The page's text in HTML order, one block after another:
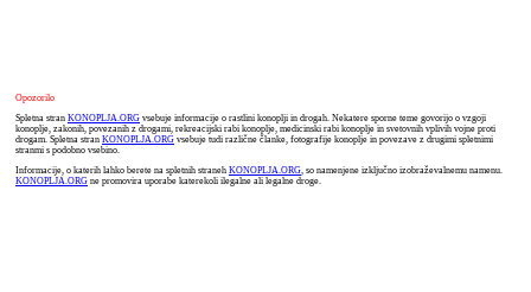
Opozorilo
Spletna stran KONOPLJA.ORG vsebuje informacije o rastlini konoplji in drogah. Nekatere sporne teme govorijo o vzgoji
konoplje, zakonih, povezanih z drogami, rekreacijski rabi konoplje, medicinski rabi konoplje in svetovnih vplivih vojne proti
drogam. Spletna stran KONOPLJA.ORG vsebuje tudi različne članke, fotografije konoplje in povezave z drugimi spletnimi
stranmi s podobno vsebino.
Informacije, o katerih lahko berete na spletnih straneh KONOPLJA.ORG, so namenjene izključno izobraževalnemu namenu.
KONOPLJA.ORG ne promovira uporabe katerekoli ilegalne ali legalne droge.